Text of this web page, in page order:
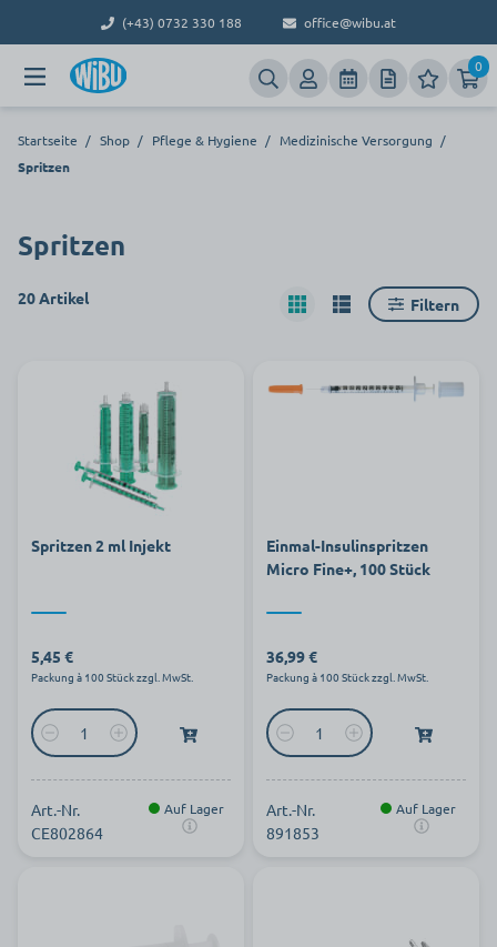
(+43) 0732 330 188 office@wibu.at
0
Startseite / Shop / Pflege & Hygiene / Medizinische Versorgung /
Spritzen
Spritzen
20 Artikel Filtern
Spritzen 2 ml Injekt
5,45 €
Packung à 100 Stück zzgl. MwSt.
Art.-Nr.
CE802864
Auf Lager
Einmal-Insulinspritzen
Micro Fine+, 100 Stück
36,99 €
Packung à 100 Stück zzgl. MwSt.
Art.-Nr.
891853
Auf Lager